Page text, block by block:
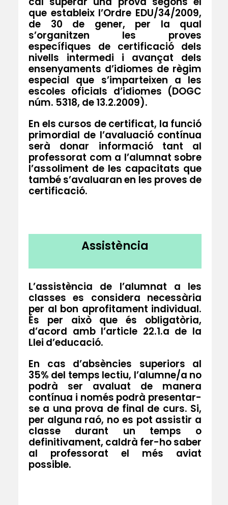
que estableix l’Ordre EDU/34/2009,
de 30 de gener, per la qual
s’organitzen les proves
específiques de certificació dels
nivells intermedi i avançat dels
ensenyaments d’idiomes de règim
especial que s’imparteixen a les
escoles oficials d’idiomes (DOGC
núm. 5318, de 13.2.2009).
En els cursos de certificat, la funció
primordial de l’avaluació contínua
serà donar informació tant al
professorat com a l’alumnat sobre
l’assoliment de les capacitats que
també s’avaluaran en les proves de
certificació.
Assistència
L’assistència de l’alumnat a les
classes es considera necessària
per al bon aprofitament individual.
És per això que és obligatòria,
d’acord amb l’article 22.1.a de la
Llei d’educació.
En cas d’absències superiors al
35% del temps lectiu, l’alumne/a no
podrà ser avaluat de manera
contínua i només podrà presentar-
se a una prova de final de curs. Si,
per alguna raó, no es pot assistir a
classe durant un temps o
definitivament, caldrà fer-ho saber
al professorat el més aviat
possible.